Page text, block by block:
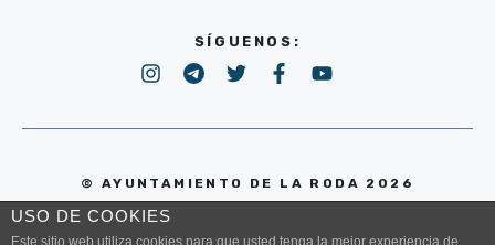
SÍGUENOS:
© AYUNTAMIENTO DE LA RODA 2026
POLÍTICA DE PRIVACIDAD
USO DE COOKIES
Este sitio web utiliza cookies para que usted tenga la mejor experiencia de